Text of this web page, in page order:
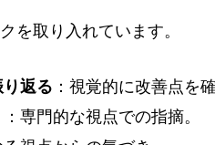
を取り入れています。
返る ：視覚的に改善点を確
：専門的な視点での指摘。